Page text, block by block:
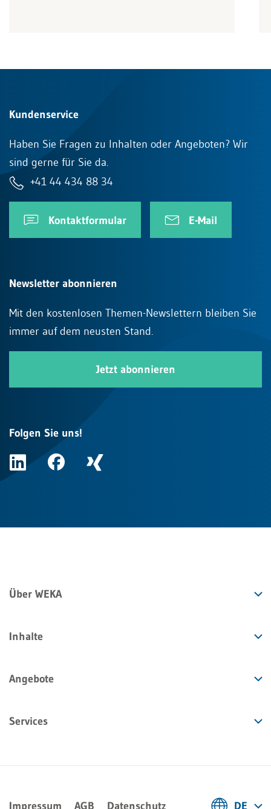
Kundenservice
Haben Sie Fragen zu Inhalten oder Angeboten? Wir
sind gerne für Sie da.
+41 44 434 88 34
Kontaktformular E-Mail
Newsletter abonnieren
Mit den kostenlosen Themen-Newslettern bleiben Sie
immer auf dem neusten Stand.
Jetzt abonnieren
Folgen Sie uns!
Über WEKA
Inhalte
Angebote
Services
Impressum AGB Datenschutz DE